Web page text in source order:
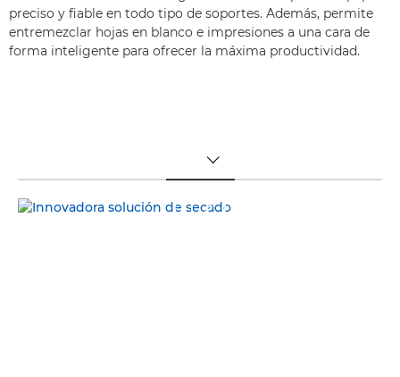
preciso y fiable en todo tipo de soportes. Además, permite
entremezclar hojas en blanco e impresiones a una cara de
forma inteligente para ofrecer la máxima productividad.
TOGGLE MENU